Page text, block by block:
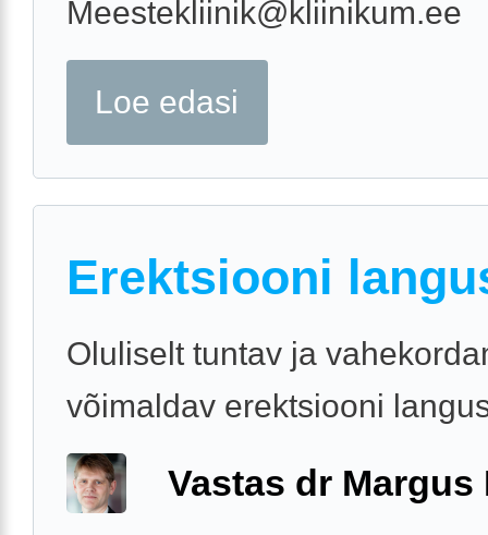
Meestekliinik@kliinikum.ee
Loe edasi
Erektsiooni
Oluliselt tuntav ja
võimaldav erektsiooni
Vastas dr Margus